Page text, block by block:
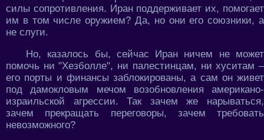
силы сопротивления. Иран поддерживает их, помогает
им в том числе оружием? Да, но они его союзники, а
не слуги.
Но, казалось бы, сейчас Иран ничем не может
помочь ни "Хезболле", ни палестинцам, ни хуситам –
его порты и финансы заблокированы, а сам он живет
под дамокловым мечом возобновления американо-
израильской агрессии. Так зачем же нарываться,
зачем прекращать переговоры, зачем требовать
невозможного?